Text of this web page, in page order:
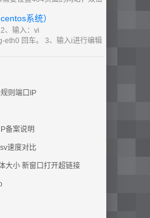
系统）
、输入：vi
eth0 回车。 3、输入i进行编辑
则端口IP
备案说明
速度对比
大小 新窗口打开超链接